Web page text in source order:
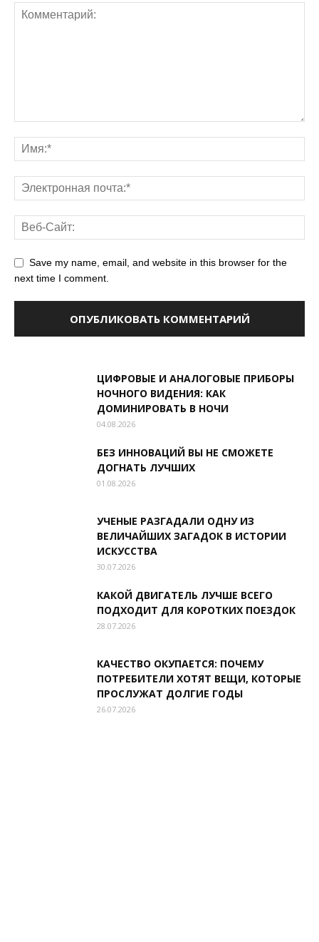
Save my name, email, and website in this browser for the
next time I comment.
ЦИФРОВЫЕ И АНАЛОГОВЫЕ ПРИБОРЫ
НОЧНОГО ВИДЕНИЯ: КАК
ДОМИНИРОВАТЬ В НОЧИ
04.08.2026
БЕЗ ИННОВАЦИЙ ВЫ НЕ СМОЖЕТЕ
ДОГНАТЬ ЛУЧШИХ
01.08.2026
УЧЕНЫЕ РАЗГАДАЛИ ОДНУ ИЗ
ВЕЛИЧАЙШИХ ЗАГАДОК В ИСТОРИИ
ИСКУССТВА
30.07.2026
КАКОЙ ДВИГАТЕЛЬ ЛУЧШЕ ВСЕГО
ПОДХОДИТ ДЛЯ КОРОТКИХ ПОЕЗДОК
28.07.2026
КАЧЕСТВО ОКУПАЕТСЯ: ПОЧЕМУ
ПОТРЕБИТЕЛИ ХОТЯТ ВЕЩИ, КОТОРЫЕ
ПРОСЛУЖАТ ДОЛГИЕ ГОДЫ
26.07.2026